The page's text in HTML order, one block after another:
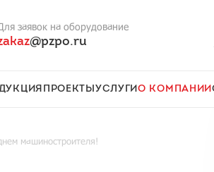
заявок на оборудование
@pzpo.ru
ПРОЕКТЫ УСЛУГИО КОМПАНИИ
машиностроителя!